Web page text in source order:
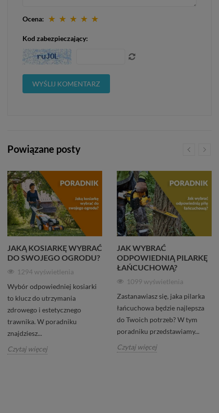
Ocena: ★ ★ ★ ★ ★
Kod zabezpieczający:
Powiązane posty
JAKĄ KOSIARKĘ WYBRAĆ
DO SWOJEGO OGRODU?
1294 wyświetlenia
Wybór odpowiedniej kosiarki
to klucz do utrzymania
zdrowego i estetycznego
trawnika. W poradniku
znajdziesz...
Czytaj więcej
JAK WYBRAĆ
ODPOWIEDNIĄ PILARKĘ
ŁAŃCUCHOWĄ?
1099 wyświetlenia
Zastanawiasz się, jaka pilarka
łańcuchowa będzie najlepsza
do Twoich potrzeb? W tym
poradniku przedstawiamy...
Czytaj więcej